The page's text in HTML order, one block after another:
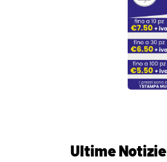
Ultime Notizie